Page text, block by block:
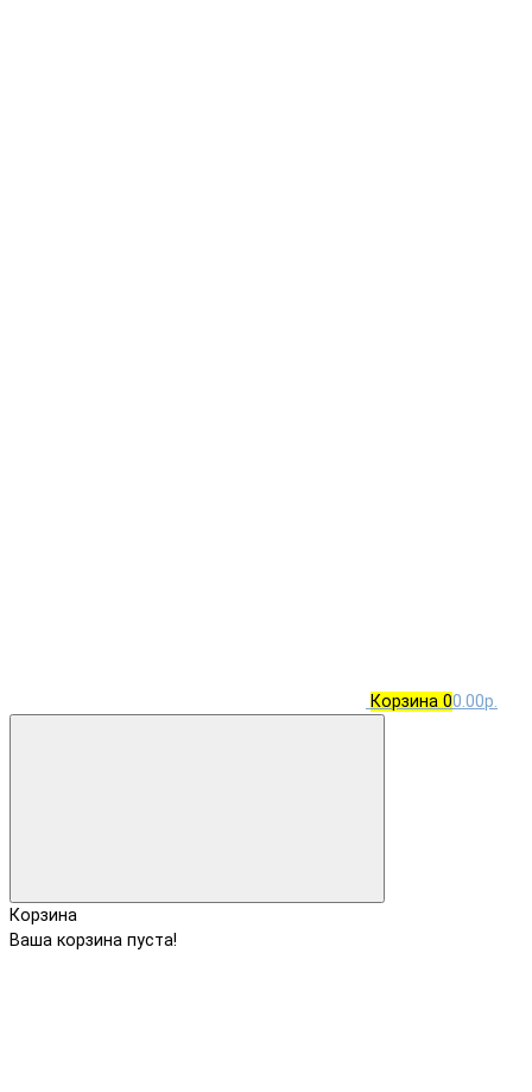
Корзина 00.00р.
Корзина
Ваша корзина пуста!